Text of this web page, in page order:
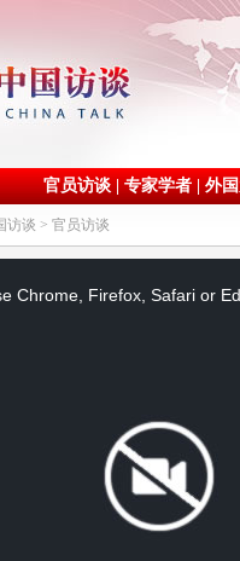
官员访谈|专家学者|外
访谈 > 官员访谈
Chrome, Firefox, Safari or